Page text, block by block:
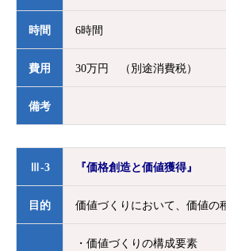
時間 6時間
費用 30万円 （別途消費税）
備考
Ⅲ-3 『価格創造と価値獲得』
目的 価値づくりにおいて、価値の
・価値づくりの構成要素